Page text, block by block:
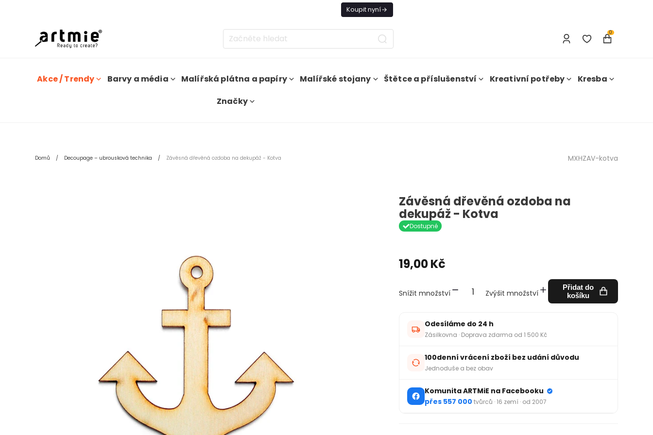
Koupit nyní
0
Akce / Trendy Barvy a média Malířská plátna a papíry Malířské stojany Štětce a příslušenství Kreativní potřeby
Kresba
Značky
Domů Decoupage – ubrousková technika Závěsná dřevěná ozdoba na dekupáž - Kotva MXHZAV-kotva
Závěsná dřevěná ozdoba na
dekupáž - Kotva
Dostupné
19,00 Kč
Snížit množství Zvýšit množství
Přidat do
košíku
Odesíláme do 24 h
Zásilkovna · Doprava zdarma od 1 500 Kč
100denní vrácení zboží bez udání důvodu
Jednoduše a bez obav
Komunita ARTMiE na Facebooku
přes 557 000 tvůrců · 16 zemí · od 2007